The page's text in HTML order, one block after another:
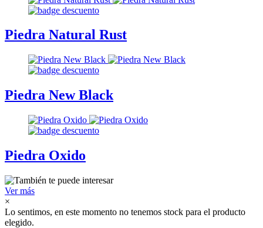
Piedra Natural Rust
Piedra New Black
Piedra Oxido
Ver más
×
Lo sentimos, en este momento no tenemos stock para el producto
elegido.